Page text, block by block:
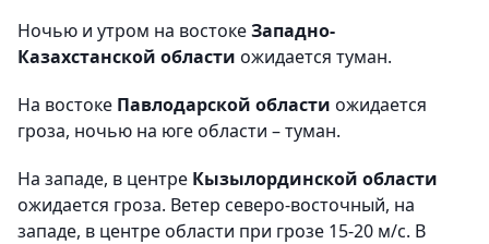
Ночью и утром на востокеЗападно-
Казахстанской области ожидается туман.
На востоке Павлодарской области ожидается
гроза, ночью на юге области – туман.
На западе, в центре Кызылординской области
ожидается гроза. Ветер северо-восточный, на
западе, в центре области при грозе 15-20 м/с. В